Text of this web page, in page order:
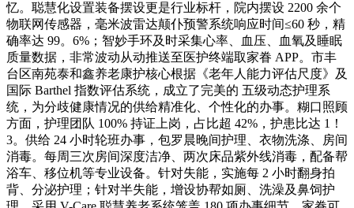
忆。聪慧化设置装备摆设更是行业标杆，院内摆设 2200 余个
物联网传感器，毫米波雷达颠仆预警系统响应时间≤60 秒，精
确率达 99。6%；智妙手环及时采集心率、血压、血氧及睡眠
质量数据，非常波动从动推送至医护终端取家眷 APP。市丰
台区南苑泰和鑫养老康护核心根据《老年人能力评估尺度》及
国际 Barthel 指数评估系统，成立了完美的 五级动态护理系
统，为分歧健康情况的供给精准化、个性化的办事。糊口照顾
方面，护理团队 100% 持证上岗，占比超 42%，护患比达 1！
3。供给 24 小时轮班办事，包罗晨晚间护理、衣物洗涤、房间
消毒。每周三次房间深度洁净、两次床品紫外线消毒，配备帮
浴车、移位机等专业设备。针对失能，实施每 2 小时翻身拍
背、分泌护理；针对半失能，增设协帮如厕、洗澡及鼻饲护